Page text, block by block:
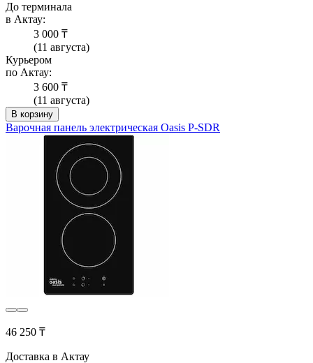
До терминала
в Актау:
3 000 ₸
(11 августа)
Курьером
по Актау:
3 600 ₸
(11 августа)
В корзину
Варочная панель электрическая Oasis P-SDR
46 250 ₸
Доставка в Актау